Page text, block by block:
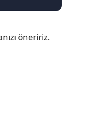
öneririz.